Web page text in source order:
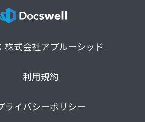
株式会社アプルーシッド
利用規約
ライバシーポリシー